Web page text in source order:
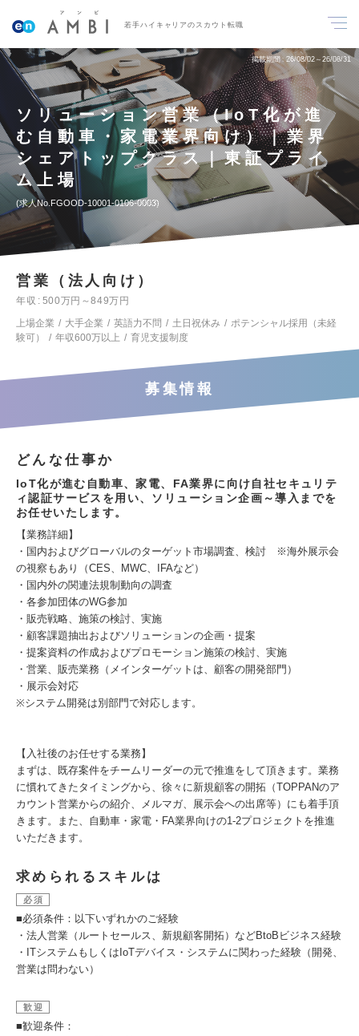
若手ハイキャリアのスカウト転職
掲載期間 26/08/02～26/08/31
ソリューション営業（IoT化が進
む自動車・家電業界向け）｜業界
シェアトップクラス｜東証プライ
ム上場
求人No.FGOOD-10001-0106-0003
営業（法人向け）
年収
500万円～849万円
上場企業
大手企業 英語力不問 土日祝休み
ポテンシャル採用（未経
験可）
年収600万以上 育児支援制度
募集情報
どんな仕事か
IoT化が進む自動車、家電、FA業界に向け自社セキュリテ
ィ認証サービスを用い、ソリューション企画～導入までを
お任せいたします。
【業務詳細】
・国内およびグローバルのターゲット市場調査、検討 ※海外展示会
の視察もあり（CES、MWC、IFAなど）
・国内外の関連法規制動向の調査
・各参加団体のWG参加
・販売戦略、施策の検討、実施
・顧客課題抽出およびソリューションの企画・提案
・提案資料の作成およびプロモーション施策の検討、実施
・営業、販売業務（メインターゲットは、顧客の開発部門）
・展示会対応
※システム開発は別部門で対応します。
【入社後のお任せする業務】
まずは、既存案件をチームリーダーの元で推進をして頂きます。業務
に慣れてきたタイミングから、徐々に新規顧客の開拓（TOPPANのア
カウント営業からの紹介、メルマガ、展示会への出席等）にも着手頂
きます。また、自動車・家電・FA業界向けの1-2プロジェクトを推進
いただきます。
求められるスキルは
必須
■必須条件：以下いずれかのご経験
・法人営業（ルートセールス、新規顧客開拓）などBtoBビジネス経験
・ITシステムもしくはIoTデバイス・システムに関わった経験（開発、
営業は問わない）
歓迎
■歓迎条件：